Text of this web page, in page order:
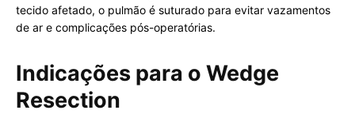
tecido afetado, o pulmão é suturado para evitar vazamentos
de ar e complicações pós-operatórias.
Indicações para o Wedge
Resection